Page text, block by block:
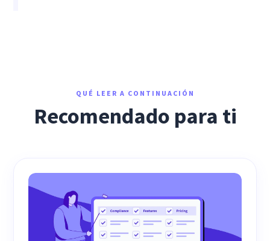
QUÉ LEER A CONTINUACIÓN
Recomendado para ti